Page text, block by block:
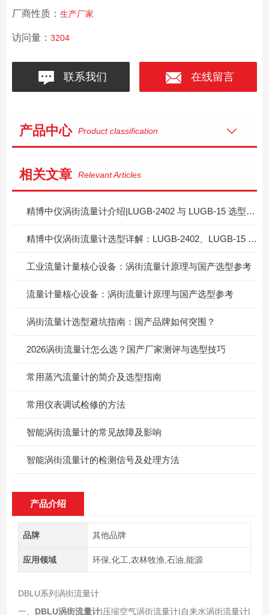
厂商性质： 生产厂家
访问量： 3204
联系我们 在线留言
产品中心 Product classification
相关文章 Relevant Articles
精博中仪涡街流量计介绍|LUGB‑2402 与 LUGB‑15 选型区分指南
精博中仪涡街流量计选型详解：LUGB‑2402、LUGB‑15 两款型号怎么按需挑选？
工业流量计量核心设备：涡街流量计原理与国产选型参考
流量计量核心设备：涡街流量计原理与国产选型参考
涡街流量计选型避坑指南：国产品牌如何突围？
2026涡街流量计怎么选？国产厂家测评与选型技巧
常用蒸汽流量计的简介及选型指南
常用仪表调试检修的方法
智能涡街流量计的常见故障及影响
智能涡街流量计的检测信号及处理方法
产品介绍
品牌 其他品牌
应用领域 环保,化工,农林牧渔,石油,能源
DBLU系列涡街流量计
一、 DBLU涡街流量计|压缩空气涡街流量计|自来水涡街流量计|